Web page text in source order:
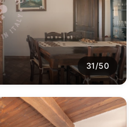
31/50